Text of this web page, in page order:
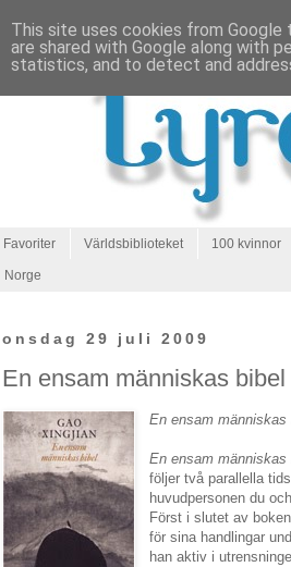
Favoriter Världsbiblioteket 100 kvinnor
Norge
onsdag 29 juli 2009
En ensam människas bibel
En ensam människas
En ensam människas
följer två parallella
huvudpersonen du
Först i slutet av
för sina handlingar
han aktiv i
This site uses cookies from
are shared with Google along with
statistics, and to detect and